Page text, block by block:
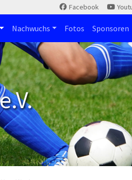
Facebook
Nachwuchs Fotos Sponsoren